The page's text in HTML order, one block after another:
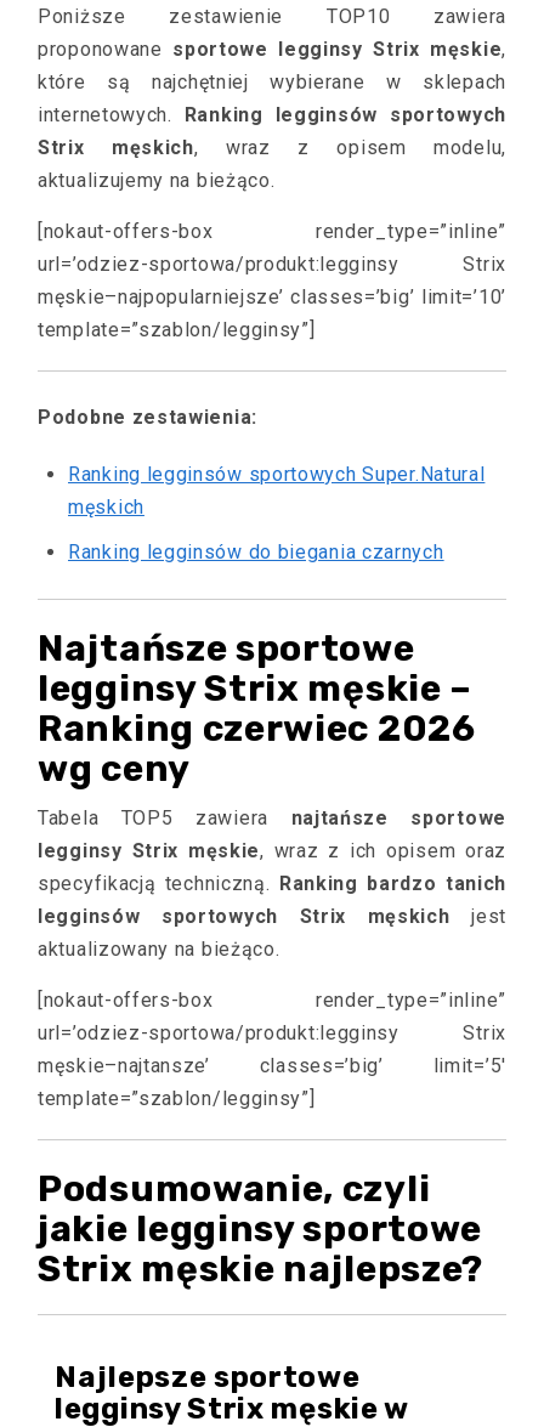
Poniższe zestawienie TOP10 zawiera
proponowane sportowe legginsy Strix męskie,
które są najchętniej wybierane w sklepach
internetowych. Ranking legginsów sportowych
Strix męskich, wraz z opisem modelu,
aktualizujemy na bieżąco.
[nokaut-offers-box render_type=”inline”
url=’odziez-sportowa/produkt:legginsy Strix
męskie–najpopularniejsze’ classes=’big’ limit=’10’
template=”szablon/legginsy”]
Podobne zestawienia:
Ranking legginsów sportowych Super.Natural
męskich
Ranking legginsów do biegania czarnych
Najtańsze sportowe
legginsy Strix męskie –
Ranking czerwiec 2026
wg ceny
Tabela TOP5 zawiera najtańsze sportowe
legginsy Strix męskie, wraz z ich opisem oraz
specyfikacją techniczną. Ranking bardzo tanich
legginsów sportowych Strix męskich jest
aktualizowany na bieżąco.
[nokaut-offers-box render_type=”inline”
url=’odziez-sportowa/produkt:legginsy Strix
męskie–najtansze’ classes=’big’ limit=’5′
template=”szablon/legginsy”]
Podsumowanie, czyli
jakie legginsy sportowe
Strix męskie najlepsze?
Najlepsze sportowe
legginsy Strix męskie w